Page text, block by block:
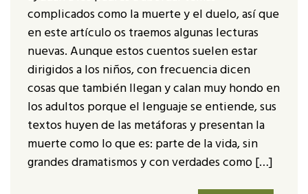
complicados como la muerte y el duelo, así que
en este artículo os traemos algunas lecturas
nuevas. Aunque estos cuentos suelen estar
dirigidos a los niños, con frecuencia dicen
cosas que también llegan y calan muy hondo en
los adultos porque el lenguaje se entiende, sus
textos huyen de las metáforas y presentan la
muerte como lo que es: parte de la vida, sin
grandes dramatismos y con verdades como […]